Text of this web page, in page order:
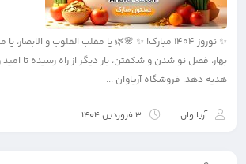
✨ نوروز ۱۴۰۴ مبارک! ✨ 🌸🌿 یا مقلب القلوب و
بهار، فصل نو شدن و شکفتن، بار دیگر از راه رسیده تا
هدیه دهد. فروشگاه آریاوان ...
آریا وان 3 فروردین 1404